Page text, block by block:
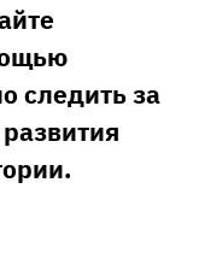
следить за